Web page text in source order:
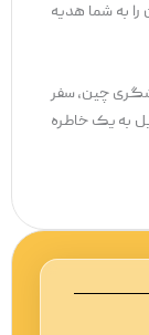
به شما هدیه
چین، سفر
به یک خاطره